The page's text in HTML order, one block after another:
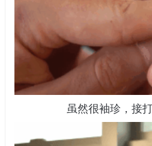
虽然很袖珍，接